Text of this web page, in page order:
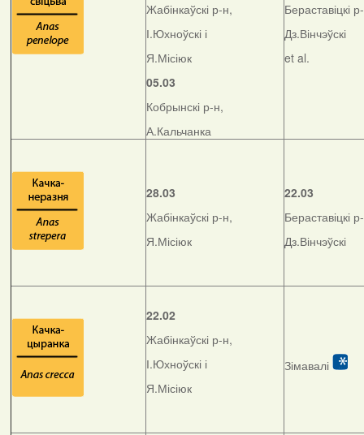
Жабінкаўскі р-н,
І.Юхноўскі і
Я.Місіюк
05.03
Кобрынскі р-н,
А.Кальчанка
Бераставіцкі
Дз.Вінчэўскі
et al.
28.03
Жабінкаўскі р-н,
Я.Місіюк
22.03
Бераставіцкі
Дз.Вінчэўскі
22.02
Жабінкаўскі р-н,
І.Юхноўскі і
Я.Місіюк
Зімавалі